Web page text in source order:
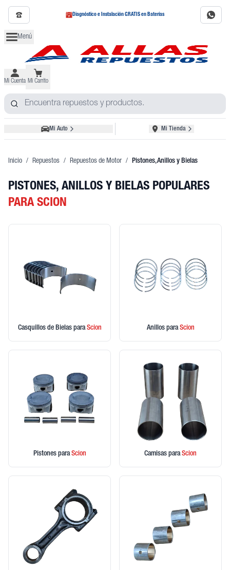
Diagnóstico e Instalación GRATIS en Baterías
Menú
Mi Cuenta Mi Carrito
Mi Auto Mi Tienda
Inicio / Repuestos / Repuestos de Motor / Pistones, Anillos y Bielas
PISTONES, ANILLOS Y BIELAS POPULARES
PARA SCION
Casquillos de Bielas paraScion Anillos paraScion
Pistones paraScion Camisas paraScion